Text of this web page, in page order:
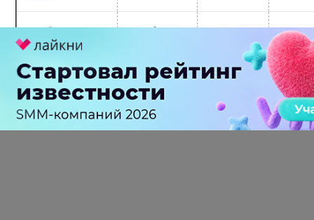
Чат-боты и
языковые
модели:
автоматизируй,
нанимай,
упрощай,
Вебинар 18:00-20:00